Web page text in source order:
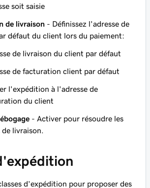
soit saisie
de livraison - Définissez l'adresse de
défaut du client lors du paiement:
de livraison du client par défaut
de facturation client par défaut
l'expédition à l'adresse de
du client
- Activer pour résoudre les
livraison.
d'expédition pour proposer des